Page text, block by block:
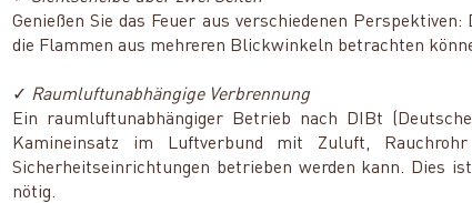
Genießen Sie das Feuer aus verschiedenen
die Flammen aus mehreren Blickwinkeln betrachten
✓ Raumluftunabhängige Verbrennung
Ein raumluftunabhängiger Betrieb nach DIBt
Kamineinsatz im Luftverbund mit Zuluft,
Sicherheitseinrichtungen betrieben werden kann. Dies
nötig.